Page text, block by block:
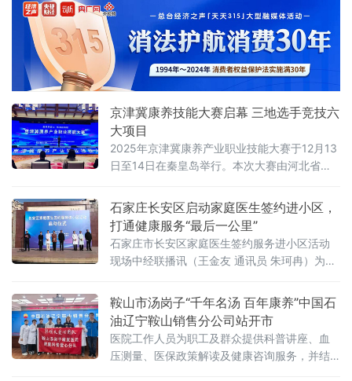
在辽宁千山老院子举行，千名登山爱好者登高
揽胜，辞旧迎新，乐享千山冬日美景，尽情享
受冰雪运动的独特魅力。
京津冀康养技能大赛启幕 三地选手竞技六
大项目
2025年京津冀康养产业职业技能大赛于12月13
日至14日在秦皇岛举行。本次大赛由河北省人
办，旨在全面展示三地康养技能人才精湛技术
和精神风貌，引领区域康养行业技能人才队伍
建设，促进京津冀康养服务业健康快速发展。
石家庄长安区启动家庭医生签约进小区，
打通健康服务“最后一公里”
石家庄市长安区家庭医生签约服务进小区活动
现场中经联播讯（王金友 通讯员 朱珂冉）为持
康服务送到群众“家门口”，11月29日，石家庄市
长安区家庭医生签约服务进小区活动启动仪式
在金谈固家园举行。
鞍山市汤岗子“千年名汤 百年康养”中国石
油辽宁鞍山销售分公司站开市
医院工作人员为职工及群众提供科普讲座、血
压测量、医保政策解读及健康咨询服务，并结